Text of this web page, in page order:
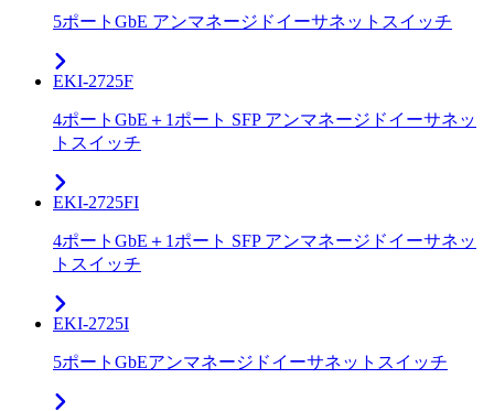
5ポートGbE アンマネージドイーサネットスイッチ
EKI-2725F
4ポートGbE＋1ポート SFP アンマネージドイーサネッ
トスイッチ
EKI-2725FI
4ポートGbE＋1ポート SFP アンマネージドイーサネッ
トスイッチ
EKI-2725I
5ポートGbEアンマネージドイーサネットスイッチ